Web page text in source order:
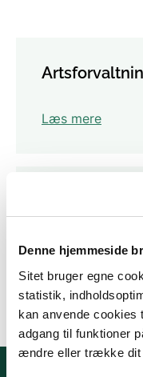
Denne hjemmeside
Sitet bruger egne
statistik,
kan anvende cookies
adgang til funktioner
ændre eller trække dit
Læs mere
Handel med
Læs mere